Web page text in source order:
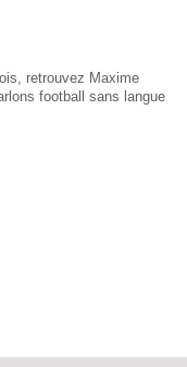
retrouvez Maxime
football sans langue